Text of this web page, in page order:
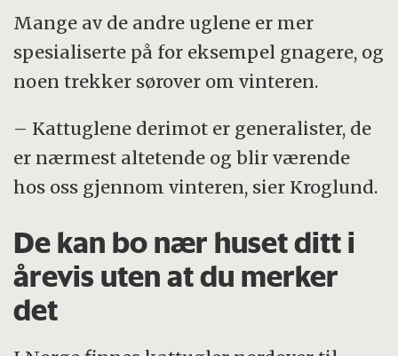
Mange av de andre uglene er mer
spesialiserte på for eksempel gnagere, og
noen trekker sørover om vinteren.
– Kattuglene derimot er generalister, de
er nærmest altetende og blir værende
hos oss gjennom vinteren, sier Kroglund.
De kan bo nær huset ditt i
årevis uten at du merker
det